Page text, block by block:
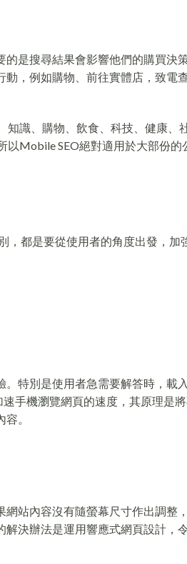
是搜尋結果會影響他們的購買決
，例如購物、前往實體店，致電
識、購物、飲食、科技、健康、
Mobile SEO絕對適用於大部份的
，都是要從使用者的角度出發，加
特別是使用者急需要解答時，載
手機瀏覽網頁的速度，其原理是
。
站內容沒有隨螢幕尺寸作出調整
決辦法是運用響應式網頁設計，